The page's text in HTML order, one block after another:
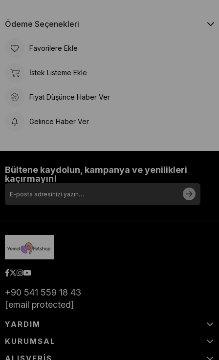
Ödeme Seçenekleri
Favorilere Ekle
İstek Listeme Ekle
Fiyat Düşünce Haber Ver
Gelince Haber Ver
Bültene kaydolun, kampanya ve yenilikleri
kaçırmayın!
+90 541 559 18 43
[email protected]
YARDIM
KURUMSAL